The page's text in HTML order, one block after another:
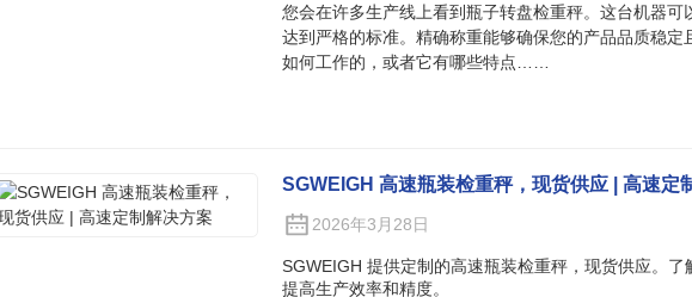
您会在许多生产线上看到瓶子转盘检重秤。这台机器可
达到严格的标准。精确称重能够确保您的产品品质稳定
如何工作的，或者它有哪些特点……
SGWEIGH 高速瓶装检重秤，现货供应 | 高速定
2026年3月28日
SGWEIGH 提供定制的高速瓶装检重秤，现货供应。
提高生产效率和精度。